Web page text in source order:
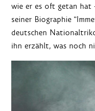
wie er es oft getan hat
seiner Biographie
deutschen
ihn erzählt, was noch